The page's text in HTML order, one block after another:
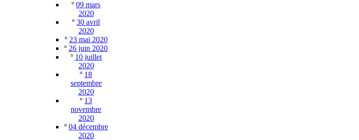
º 09 mars
2020
º 30 avril
2020
º 23 mai 2020
º 26 juin 2020
º 10 juillet
2020
º 18
septembre
2020
º 13
novembre
2020
º 04 décembre
2020